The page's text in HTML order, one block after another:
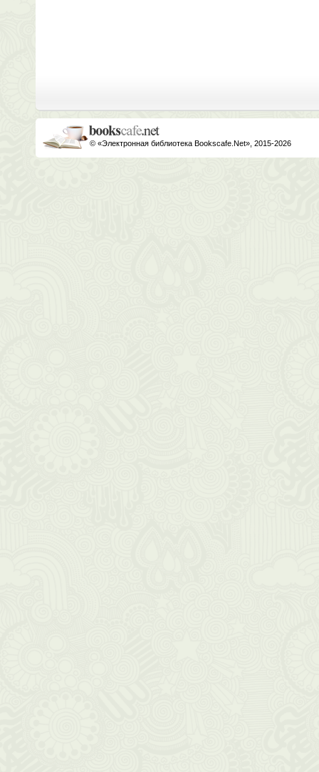
© «Электронная библиотека Bookscafe.Net», 2015-2026